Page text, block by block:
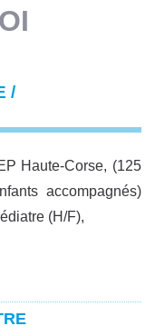
/
Haute-Corse, (125
accompagnés)
(H/F),